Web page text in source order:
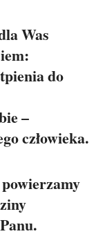
Was
do
–
człowieka.
powierzamy